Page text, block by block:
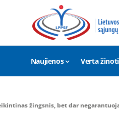
Naujienos Verta žinoti
žingsnis, bet dar